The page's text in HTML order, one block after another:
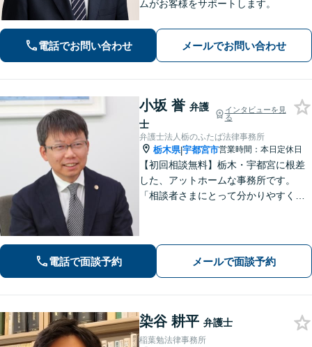
ムがお客様をサポートします。
電話でお問い合わせ メールでお問い合わせ
小坂 誉 弁護
士
インタビューを見
る
弁護士法人栃のふたば法律事務所
栃木県|宇都宮市営業時間：本日定休日
【初回相談無料】栃木・宇都宮に根差
した、アットホームな事務所です。
「相談者さまにとって分かりやすく説
気軽にご相談ください【無料駐車場あ
り】
電話で面談予約 メールで面談予約
染谷 耕平 弁護士
稲葉勉法律事務所